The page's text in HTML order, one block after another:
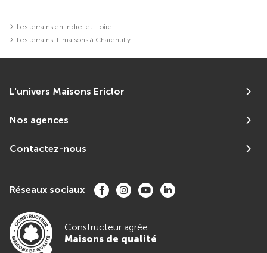
Les terrains en Indre-et-Loire
Les terrains + maisons à Charentilly
L'univers Maisons Ericlor
Nos agences
Contactez-nous
Réseaux sociaux
Constructeur agrée
Maisons de qualité